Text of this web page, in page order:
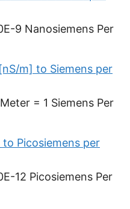
9 Nanosiemens Per
m] to Siemens per
= 1 Siemens Per
Picosiemens per
12 Picosiemens Per